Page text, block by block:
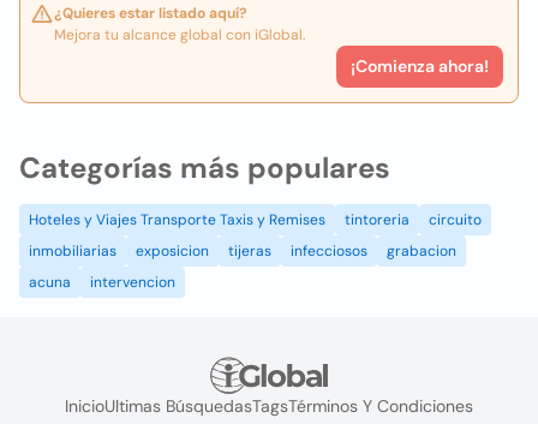
¿Quieres estar listado aquí?
Mejora tu alcance global con iGlobal.
¡Comienza ahora!
Categorías más populares
Hoteles y Viajes Transporte Taxis y Remises tintoreria
circuito
inmobiliarias
exposicion tijeras infecciosos
grabacion
acuna
intervencion
InicioUltimas BúsquedasTagsTérminos Y Condiciones